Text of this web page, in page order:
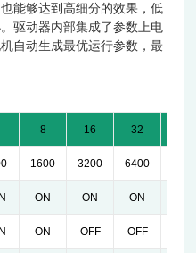
能够达到高细分的效果，低
驱动器内部集成了参数上电
自动生成最优运行参数，最
8 16 32
1600 3200 6400
ON ON ON
ON OFF OFF